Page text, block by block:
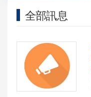
全部訊息